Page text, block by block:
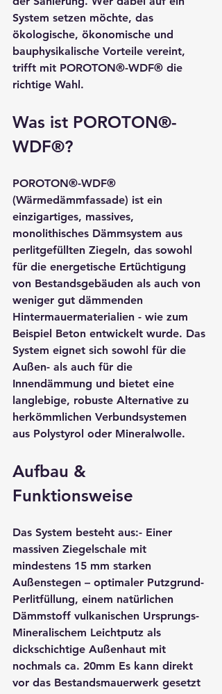
System setzen möchte, das
ökologische, ökonomische und
bauphysikalische Vorteile vereint,
trifft mit POROTON®-WDF® die
richtige Wahl.
Was ist POROTON®-
WDF®?
POROTON®-WDF®
(Wärmedämmfassade) ist ein
einzigartiges, massives,
monolithisches Dämmsystem aus
perlitgefüllten Ziegeln, das sowohl
für die energetische Ertüchtigung
von Bestandsgebäuden als auch von
weniger gut dämmenden
Hintermauermaterialien - wie zum
Beispiel Beton entwickelt wurde. Das
System eignet sich sowohl für die
Außen- als auch für die
Innendämmung und bietet eine
langlebige, robuste Alternative zu
herkömmlichen Verbundsystemen
aus Polystyrol oder Mineralwolle.
Aufbau &
Funktionsweise
Das System besteht aus:- Einer
massiven Ziegelschale mit
mindestens 15 mm starken
Außenstegen – optimaler Putzgrund-
Perlitfüllung, einem natürlichen
Dämmstoff vulkanischen Ursprungs-
Mineralischem Leichtputz als
dickschichtige Außenhaut mit
nochmals ca. 20mm Es kann direkt
vor das Bestandsmauerwerk gesetzt